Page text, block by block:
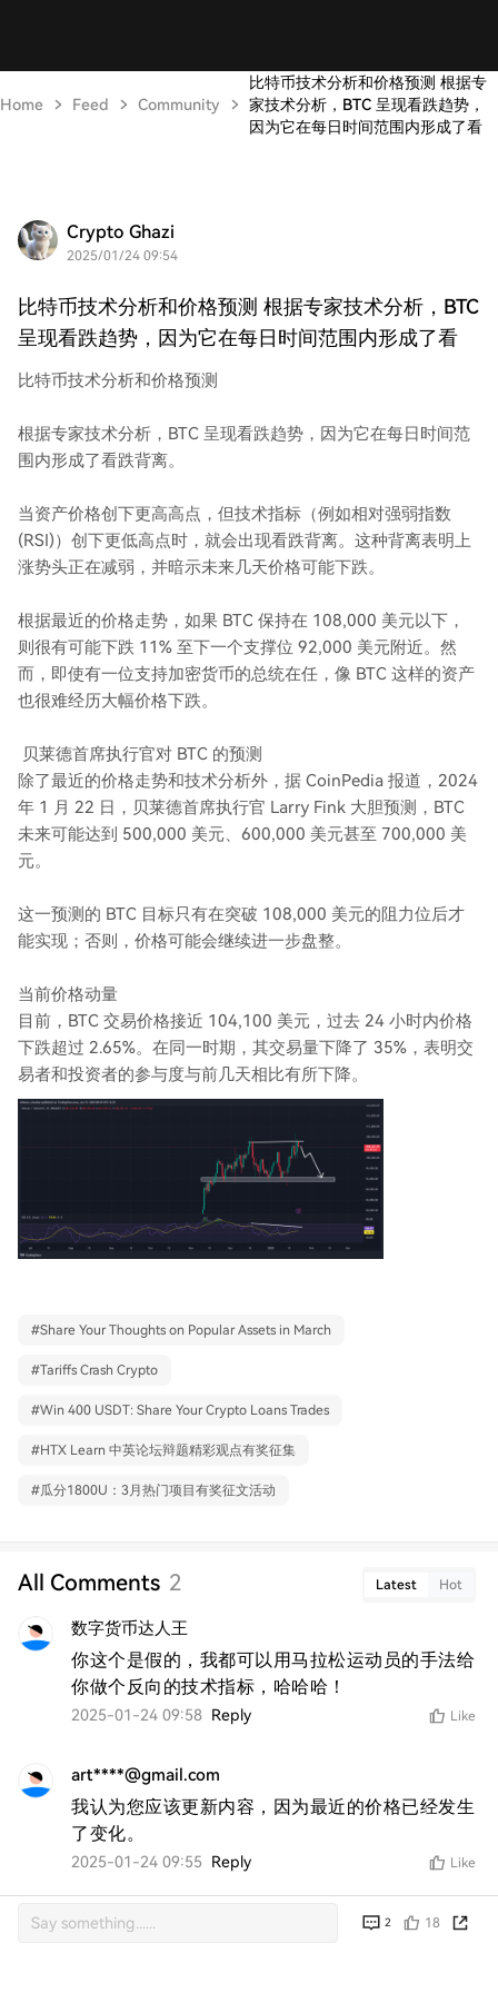
Home Feed Community
比特币技术分析和价格预测 根据专
家技术分析，BTC 呈现看跌趋势，
因为它在每日时间范围内形成了看
Crypto Ghazi
2025/01/24 09:54
比特币技术分析和价格预测 根据专家技术分析，BTC
呈现看跌趋势，因为它在每日时间范围内形成了看
比特币技术分析和价格预测
根据专家技术分析，BTC 呈现看跌趋势，因为它在每日时间范
围内形成了看跌背离。
当资产价格创下更高高点，但技术指标（例如相对强弱指数
(RSI)）创下更低高点时，就会出现看跌背离。这种背离表明上
涨势头正在减弱，并暗示未来几天价格可能下跌。
根据最近的价格走势，如果 BTC 保持在 108,000 美元以下，
则很有可能下跌 11% 至下一个支撑位 92,000 美元附近。然
而，即使有一位支持加密货币的总统在任，像 BTC 这样的资产
也很难经历大幅价格下跌。
贝莱德首席执行官对 BTC 的预测
除了最近的价格走势和技术分析外，据 CoinPedia 报道，2024
年 1 月 22 日，贝莱德首席执行官 Larry Fink 大胆预测，BTC
未来可能达到 500,000 美元、600,000 美元甚至 700,000 美
元。
这一预测的 BTC 目标只有在突破 108,000 美元的阻力位后才
能实现；否则，价格可能会继续进一步盘整。
当前价格动量
目前，BTC 交易价格接近 104,100 美元，过去 24 小时内价格
下跌超过 2.65%。在同一时期，其交易量下降了 35%，表明交
易者和投资者的参与度与前几天相比有所下降。
#Share Your Thoughts on Popular Assets in March
#Tariffs Crash Crypto
#Win 400 USDT: Share Your Crypto Loans Trades
#HTX Learn 中英论坛辩题精彩观点有奖征集
#瓜分1800U：3月热门项目有奖征文活动
All Comments 2 Latest Hot
数字货币达人王
你这个是假的，我都可以用马拉松运动员的手法给
你做个反向的技术指标，哈哈哈！
2025-01-24 09:58 Reply Like
art****@gmail.com
我认为您应该更新内容，因为最近的价格已经发生
了变化。
2025-01-24 09:55 Reply Like
2 18